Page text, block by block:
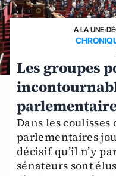
A LA UNE›
Les groupes
Dans les
parlementaires
décisif qu’il n’y
sénateurs sont